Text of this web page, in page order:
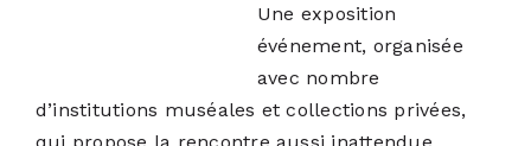
Une exposition
événement, organisée
avec nombre
d’institutions muséales et collections privées,